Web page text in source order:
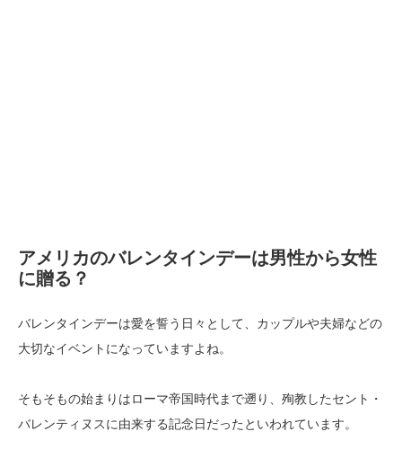
アメリカのバレンタインデーは男性から女性
に贈る？
バレンタインデーは愛を誓う日々として、カップルや夫婦などの
大切なイベントになっていますよね。
そもそもの始まりはローマ帝国時代まで遡り、殉教したセント・
バレンティヌスに由来する記念日だったといわれています。